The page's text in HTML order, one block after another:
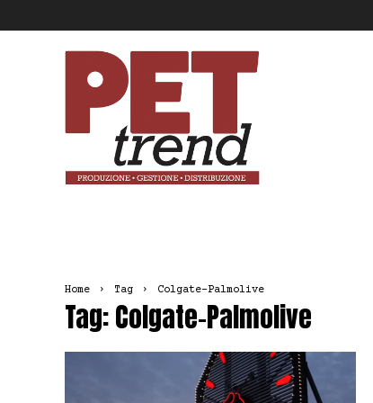
Pet
Trend
Home Tag Colgate-Palmolive
Tag: Colgate-Palmolive